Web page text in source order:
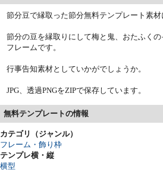
節分豆で縁取った節分無料テンプレート素材
節分の豆を縁取りにして梅と鬼、おたふく
フレームです。
行事告知素材としていかがでしょうか。
JPG、透過PNGをZIPで保存しています。
無料テンプレートの情報
カテゴリ（ジャンル）
フレーム・飾り枠
テンプレ横・縦
横型